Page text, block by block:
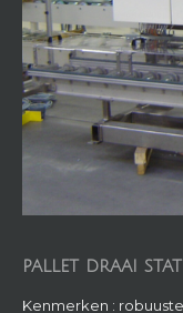
PALLET DRAAI
Kenmerken :
met staal verzinkte